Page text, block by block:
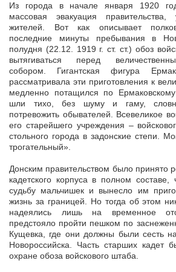
Из города в начале января 1920
массовая эвакуация правительства,
жителей. Вот как описывает
последние минуты пребывания в
полудня (22.12. 1919 г. ст. ст.) обоз
вытягиваться перед
собором. Гигантская фигура
рассматривала эти приготовления к
медленно потащился по
шли тихо, без шуму и гаму,
потревожить обывателей. Всевеликое
его старейшего учреждения –
стольного города в задонские степи.
трогательный».
Донским правительством было принято
кадетского корпуса в полном составе,
судьбу мальчишек и вынесло им
жизнь за границей. Но тогда об этом
надеялись лишь на временное
предстояло пройти пешком по
Кущевка, где они должны были сесть
Новороссийска. Часть старших кадет
охране обоза войскового штаба.